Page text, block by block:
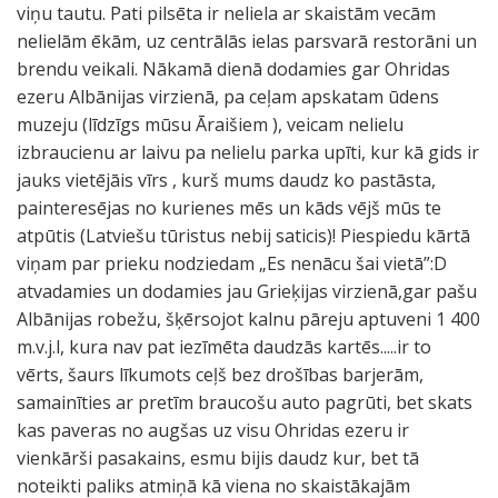
viņu tautu. Pati pilsēta ir neliela ar skaistām vecām
nelielām ēkām, uz centrālās ielas parsvarā restorāni un
brendu veikali. Nākamā dienā dodamies gar Ohridas
ezeru Albānijas virzienā, pa ceļam apskatam ūdens
muzeju (līdzīgs mūsu Āraišiem ), veicam nelielu
izbraucienu ar laivu pa nelielu parka upīti, kur kā gids ir
jauks vietējāis vīrs , kurš mums daudz ko pastāsta,
painteresējas no kurienes mēs un kāds vējš mūs te
atpūtis (Latviešu tūristus nebij saticis)! Piespiedu kārtā
viņam par prieku nodziedam „Es nenācu šai vietā”:D
atvadamies un dodamies jau Grieķijas virzienā,gar pašu
Albānijas robežu, šķērsojot kalnu pāreju aptuveni 1 400
m.v.j.l, kura nav pat iezīmēta daudzās kartēs.....ir to
vērts, šaurs līkumots ceļš bez drošības barjerām,
samainīties ar pretīm braucošu auto pagrūti, bet skats
kas paveras no augšas uz visu Ohridas ezeru ir
vienkārši pasakains, esmu bijis daudz kur, bet tā
noteikti paliks atmiņā kā viena no skaistākajām